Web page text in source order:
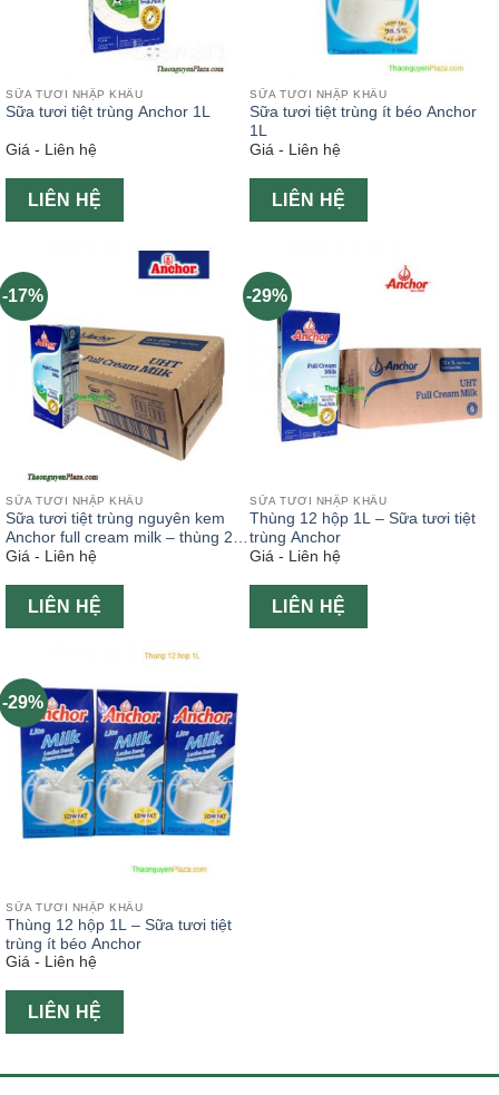
SỮA TƯƠI NHẬP KHẨU
Sữa tươi tiệt trùng Anchor 1L
Giá - Liên hệ
LIÊN HỆ
SỮA TƯƠI NHẬP KHẨU
Sữa tươi tiệt trùng ít béo Anchor
1L
Giá - Liên hệ
LIÊN HỆ
-17%
SỮA TƯƠI NHẬP KHẨU
Sữa tươi tiệt trùng nguyên kem
Anchor full cream milk – thùng 24
hộp 200ml
Giá - Liên hệ
LIÊN HỆ
-29%
SỮA TƯƠI NHẬP KHẨU
Thùng 12 hộp 1L – Sữa tươi tiệt
trùng Anchor
Giá - Liên hệ
LIÊN HỆ
-29%
SỮA TƯƠI NHẬP KHẨU
Thùng 12 hộp 1L – Sữa tươi tiệt
trùng ít béo Anchor
Giá - Liên hệ
LIÊN HỆ